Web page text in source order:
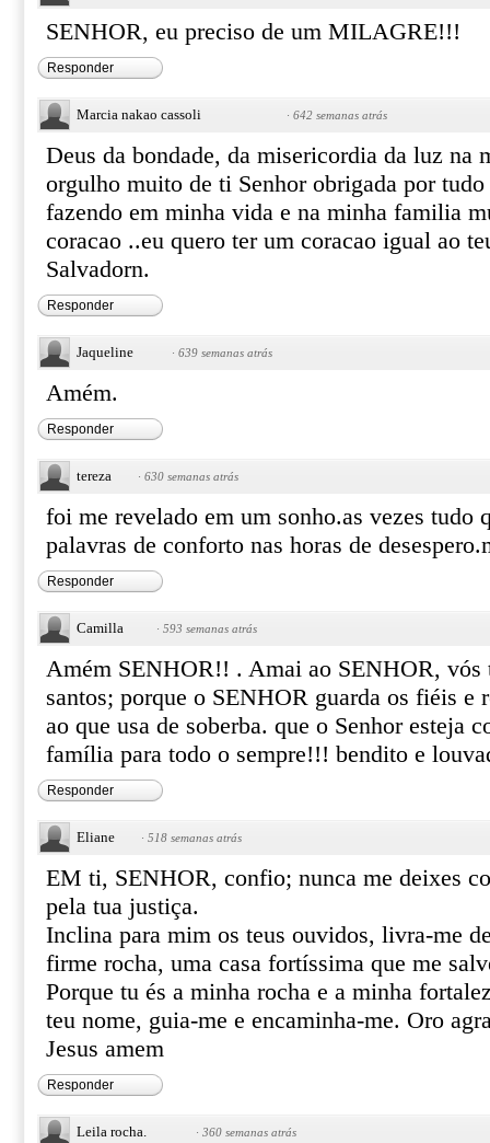
SENHOR, eu preciso de um MILAGRE!!!
Responder
Marcia nakao cassoli · 642 semanas atrás
Deus da bondade, da misericordia da luz na
orgulho muito de ti Senhor obrigada por
fazendo em minha vida e na minha familia
coracao ..eu quero ter um coracao igual ao
Salvadorn.
Responder
Jaqueline · 639 semanas atrás
Amém.
Responder
tereza · 630 semanas atrás
foi me revelado em um sonho.as vezes tudo
palavras de conforto nas horas de
Responder
Camilla · 593 semanas atrás
Amém SENHOR!! . Amai ao SENHOR, vós
santos; porque o SENHOR guarda os fiéis e
ao que usa de soberba. que o Senhor esteja
família para todo o sempre!!! bendito e
Responder
Eliane · 518 semanas atrás
EM ti, SENHOR, confio; nunca me deixes
pela tua justiça.
Inclina para mim os teus ouvidos, livra-me
firme rocha, uma casa fortíssima que me
Porque tu és a minha rocha e a minha
teu nome, guia-me e encaminha-me. Oro
Jesus amem
Responder
Leila rocha. · 360 semanas atrás